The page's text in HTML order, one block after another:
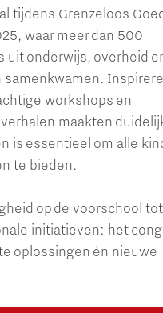
tijdens Grenzeloos
waar meer dan 500
uit onderwijs, overheid
samenkwamen.
workshops en
maakten
is essentieel om alle
te bieden.
op de voorschool tot
initiatieven: het
oplossingen én nieuwe